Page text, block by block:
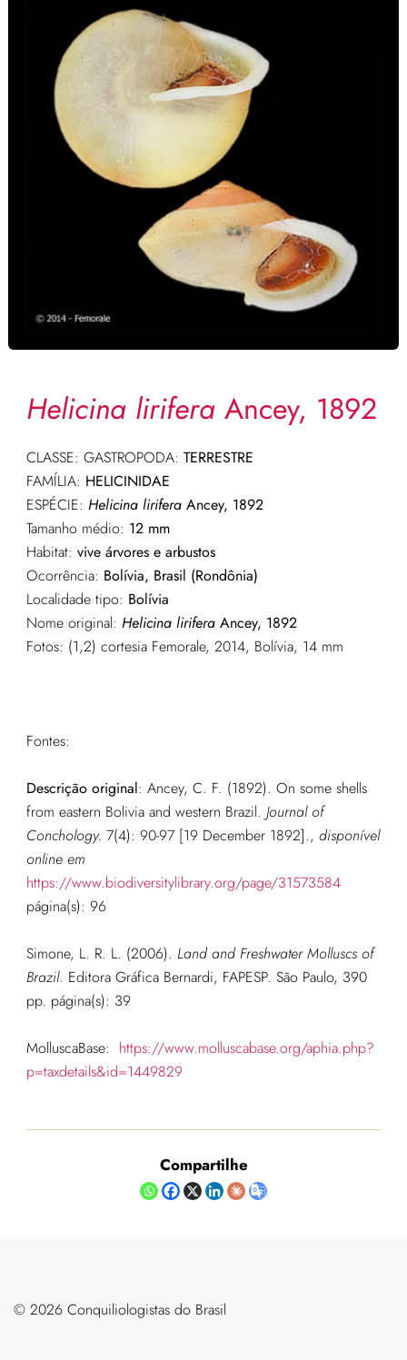
Helicina liriferaAncey, 1892
CLASSE: GASTROPODA: TERRESTRE
FAMÍLIA: HELICINIDAE
ESPÉCIE: Helicina liriferaAncey, 1892
Tamanho médio: 12 mm
Habitat: vive árvores e arbustos
Ocorrência: Bolívia, Brasil (Rondônia)
Localidade tipo: Bolívia
Nome original: Helicina liriferaAncey, 1892
Fotos: (1,2) cortesia Femorale, 2014, Bolívia, 14 mm
Fontes:
Descrição original: Ancey, C. F. (1892). On some shells
from eastern Bolivia and western Brazil. Journal of
Conchology. 7(4): 90-97 [19 December 1892]., disponível
online em
https://www.biodiversitylibrary.org/page/31573584
página(s): 96
Simone, L. R. L. (2006). Land and Freshwater Molluscs of
Brazil. Editora Gráfica Bernardi, FAPESP. São Paulo, 390
pp. página(s): 39
MolluscaBase: https://www.molluscabase.org/aphia.php?
p=taxdetails&id=1449829
Compartilhe
©️ 2026 Conquiliologistas do Brasil